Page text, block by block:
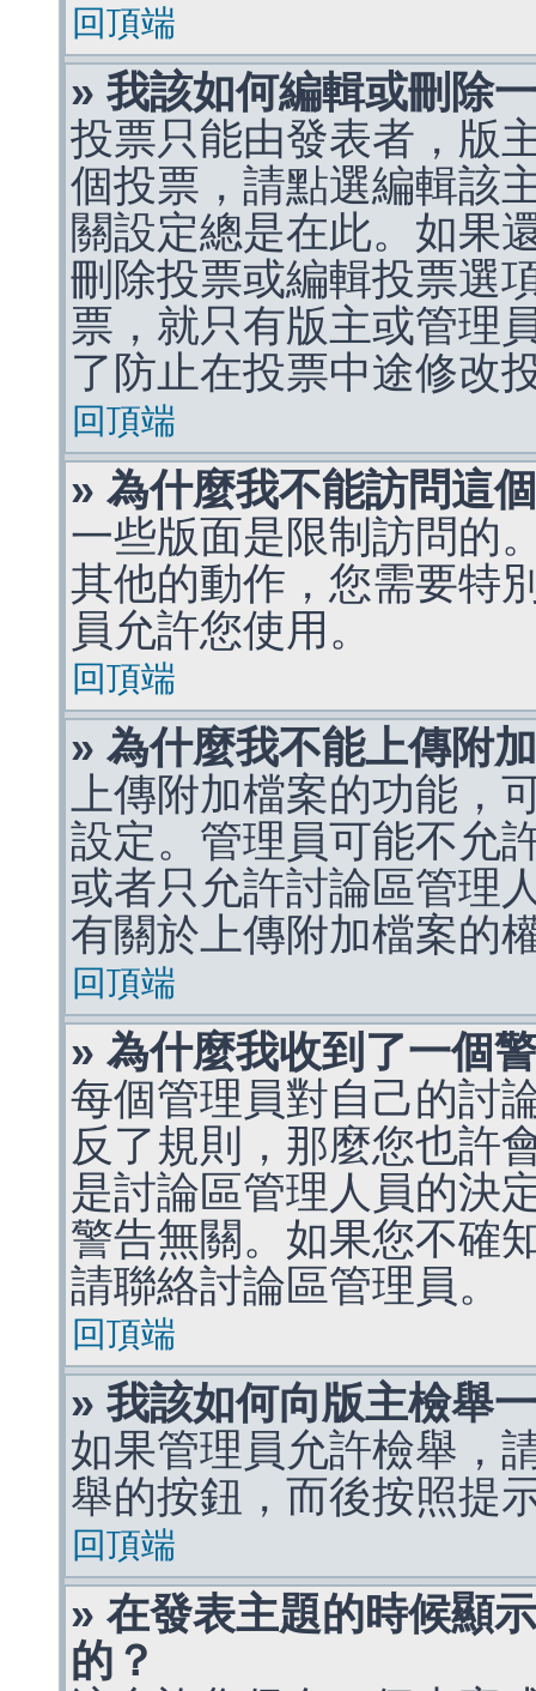
回頂端
» 我該如何編輯或刪除
投票只能由發表者，版
個投票，請點選編輯該
關設定總是在此。如果
刪除投票或編輯投票選
票，就只有版主或管理
了防止在投票中途修改
回頂端
» 為什麼我不能訪問這
一些版面是限制訪問的
其他的動作，您需要特
員允許您使用。
回頂端
» 為什麼我不能上傳附
上傳附加檔案的功能，
設定。管理員可能不允
或者只允許討論區管理
有關於上傳附加檔案的
回頂端
» 為什麼我收到了一個
每個管理員對自己的討
反了規則，那麼您也許
是討論區管理人員的決
警告無關。如果您不確
請聯絡討論區管理員。
回頂端
» 我該如何向版主檢舉
如果管理員允許檢舉，
舉的按鈕，而後按照提
回頂端
» 在發表主題的時候顯
的？